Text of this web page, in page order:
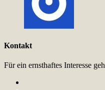
Kontakt
Für ein ernsthaftes Interesse